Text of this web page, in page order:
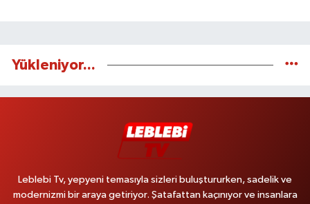
Yükleniyor...
Leblebi Tv, yepyeni temasıyla sizleri buluştururken, sadelik ve
modernizmi bir araya getiriyor. Şatafattan kaçınıyor ve insanlara